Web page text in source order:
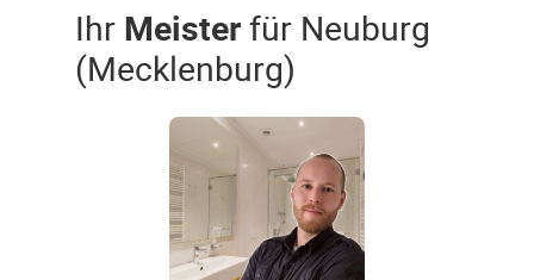
Ihr Meisterfür Neuburg
(Mecklenburg)